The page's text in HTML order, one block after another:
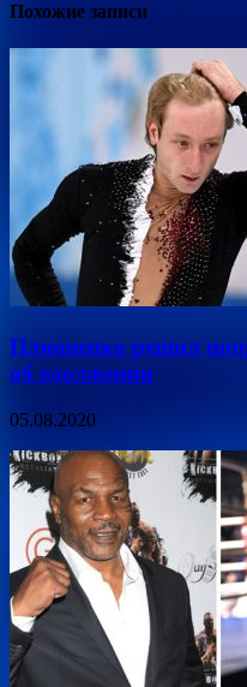
Похожие записи
Плющенко решил
об одолжении
05.08.2020